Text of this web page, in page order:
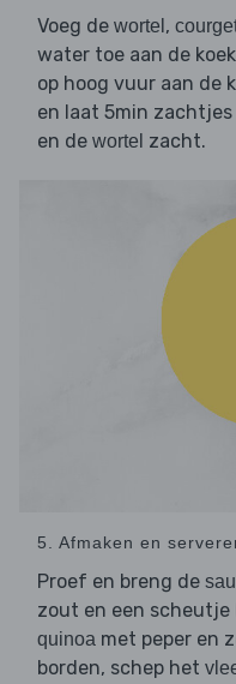
Voeg de wortel ,
water toe aan de
op hoog vuur aan de
en laat 5min
en de wortel zacht.
5. Afmaken en
Proef en breng de
zout en een
quinoa met peper en
borden, schep het